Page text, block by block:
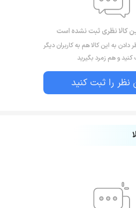
کالا نظری ثبت نشده است
دادن به این کالا هم به کاربران دیگر
و هم زمرد بگیرید
نظر را ثبت کنید